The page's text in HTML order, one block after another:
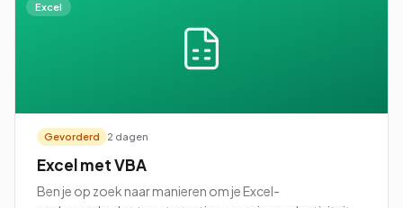
Excel
Gevorderd 2 dagen
Excel met VBA
Ben je op zoek naar manieren om je Excel-